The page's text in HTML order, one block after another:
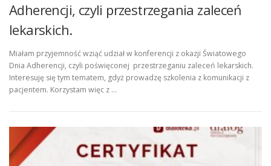
Adherencji, czyli przestrzegania zaleceń
lekarskich.
Miałam przyjemność wziąć udział w konferencji z okazji Światowego
Dnia Adherencji, czyli poświęconej przestrzeganiu zaleceń lekarskich.
Interesuję się tym tematem, gdyż prowadzę szkolenia z komunikacji z
pacjentem. Korzystam więc z …